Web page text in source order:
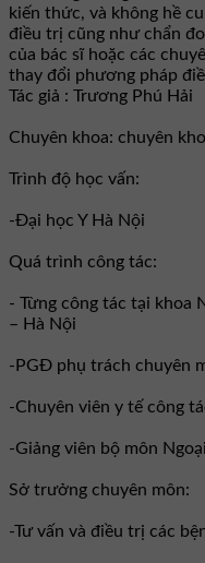
kiến thức, và không hề
điều trị cũng như chẩn
của bác sĩ hoặc các
thay đổi phương pháp
Tác giả : Trương Phú Hải
Chuyên khoa: chuyên
Trình độ học vấn:
-Đại học Y Hà Nội
Quá trình công tác:
- Từng công tác tại khoa
– Hà Nội
-PGĐ phụ trách chuyên
-Chuyên viên y tế công
-Giảng viên bộ môn
Sở trưởng chuyên môn:
-Tư vấn và điều trị các